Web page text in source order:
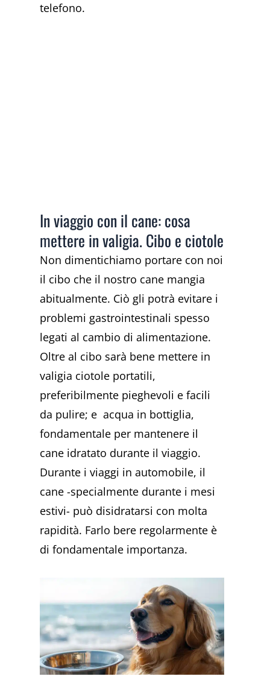
telefono.
In viaggio con il cane: cosa
mettere in valigia. Cibo e ciotole
Non dimentichiamo portare con noi
il cibo che il nostro cane mangia
abitualmente. Ciò gli potrà evitare i
problemi gastrointestinali spesso
legati al cambio di alimentazione.
Oltre al cibo sarà bene mettere in
valigia ciotole portatili,
preferibilmente pieghevoli e facili
da pulire; e acqua in bottiglia,
fondamentale per mantenere il
cane idratato durante il viaggio.
Durante i viaggi in automobile, il
cane -specialmente durante i mesi
estivi- può disidratarsi con molta
rapidità. Farlo bere regolarmente è
di fondamentale importanza.